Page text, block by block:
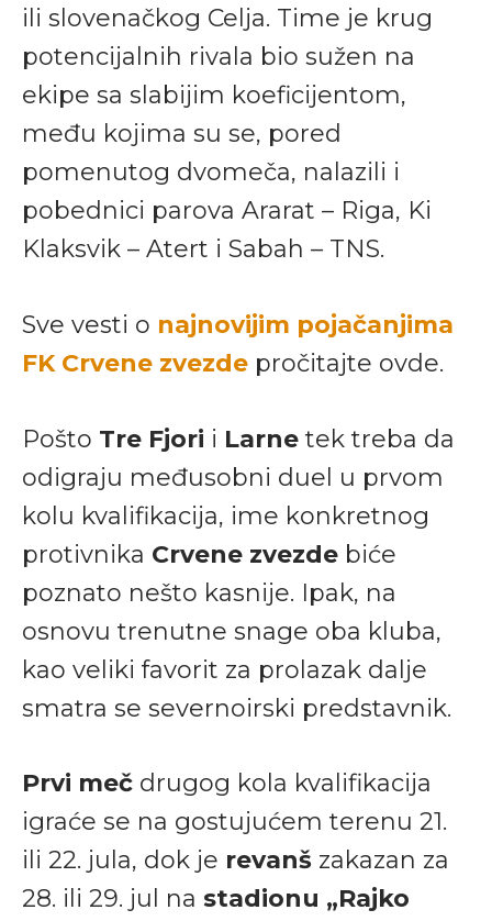
ili slovenačkog Celja. Time je krug
potencijalnih rivala bio sužen na
ekipe sa slabijim koeficijentom,
među kojima su se, pored
pomenutog dvomeča, nalazili i
pobednici parova Ararat – Riga, Ki
Klaksvik – Atert i Sabah – TNS.
Sve vesti o najnovijim pojačanjima
FK Crvene zvezde pročitajte ovde.
Pošto Tre Fjori i Larne tek treba da
odigraju međusobni duel u prvom
kolu kvalifikacija, ime konkretnog
protivnika Crvene zvezde biće
poznato nešto kasnije. Ipak, na
osnovu trenutne snage oba kluba,
kao veliki favorit za prolazak dalje
smatra se severnoirski predstavnik.
Prvi meč drugog kola kvalifikacija
igraće se na gostujućem terenu 21.
ili 22. jula, dok je revanš zakazan za
28. ili 29. jul na stadionu „Rajko